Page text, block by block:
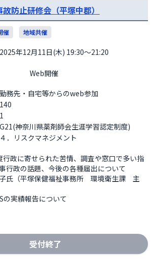
防止研修会（平塚中郡）
催 地域共催
2025年12月11日(木) 19:30～21:20
勤務先・自宅等からのweb参加
140
1
G21(神奈川県薬剤師会生涯学習認定制度)
４．リスクマネジメント
政に寄せられた苦情、調査や窓口で多い指
行政の話題、今後の各種届出について
氏（平塚保健福祉事務所　環境衛生課　主
の実績報告について
受付終了